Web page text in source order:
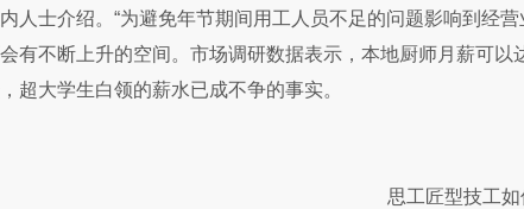
士介绍。“为避免年节期间用工人员不足的问题影响到经营
有不断上升的空间。市场调研数据表示，本地厨师月薪可
超大学生白领的薪水已成不争的事实。
思工匠型技工